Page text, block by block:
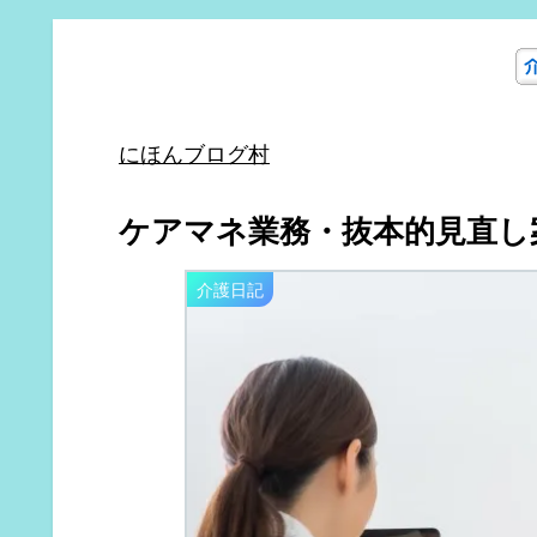
にほんブログ村
ケアマネ業務・抜本的見直
介護日記